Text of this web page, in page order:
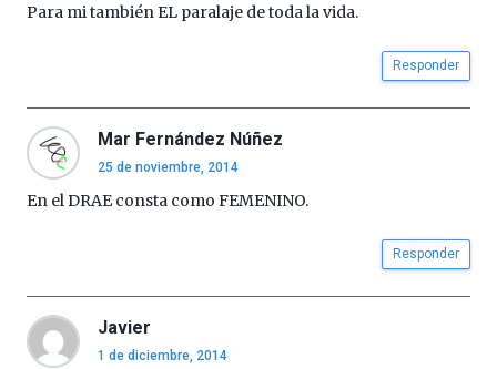
Para mi también EL paralaje de toda la vida.
Responder
Mar Fernández Núñez
25 de noviembre, 2014
En el DRAE consta como FEMENINO.
Responder
Javier
1 de diciembre, 2014